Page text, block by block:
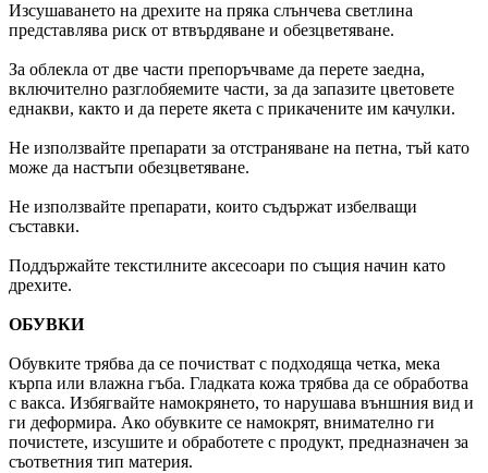
Изсушаването на дрехите на пряка слънчева светлина
представлява риск от втвърдяване и обезцветяване.
За облекла от две части препоръчваме да перете заедна,
включително разглобяемите части, за да запазите цветовете
еднакви, както и да перете якета с прикачените им качулки.
Не използвайте препарати за отстраняване на петна, тъй като
може да настъпи обезцветяване.
Не използвайте препарати, които съдържат избелващи
съставки.
Поддържайте текстилните аксесоари по същия начин като
дрехите.
ОБУВКИ
Обувките трябва да се почистват с подходяща четка, мека
кърпа или влажна гъба. Гладката кожа трябва да се обработва
с вакса. Избягвайте намокрянето, то нарушава външния вид и
ги деформира. Ако обувките се намокрят, внимателно ги
почистете, изсушите и обработете с продукт, предназначен за
съответния тип материя.